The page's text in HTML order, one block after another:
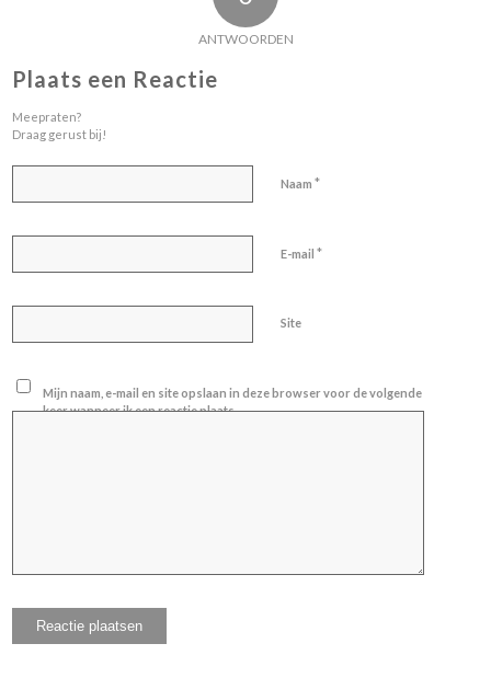
ANTWOORDEN
Plaats een Reactie
Meepraten?
Draag gerust bij!
Naam*
E-mail*
Site
Mijn naam, e-mail en site opslaan in deze browser voor de volgende
keer wanneer ik een reactie plaats.